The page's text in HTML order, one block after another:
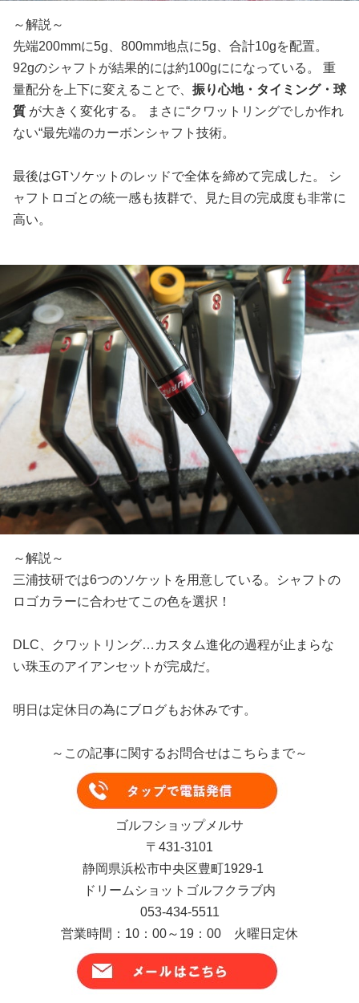
～解説～
先端200mmに5g、800mm地点に5g、合計10gを配置。
92gのシャフトが結果的には約100gにになっている。 重
量配分を上下に変えることで、 振り心地・タイミング・球
質 が大きく変化する。 まさに“クワットリングでしか作れ
ない“最先端のカーボンシャフト技術。
最後はGTソケットのレッドで全体を締めて完成した。 シ
ャフトロゴとの統一感も抜群で、見た目の完成度も非常に
高い。
～解説～
三浦技研では6つのソケットを用意している。シャフトの
ロゴカラーに合わせてこの色を選択！
DLC、クワットリング…カスタム進化の過程が止まらな
い珠玉のアイアンセットが完成だ。
明日は定休日の為にブログもお休みです。
～この記事に関するお問合せはこちらまで～
ゴルフショップメルサ
〒431-3101
静岡県浜松市中央区豊町1929-1
ドリームショットゴルフクラブ内
053-434-5511
営業時間：10：00～19：00 火曜日定休